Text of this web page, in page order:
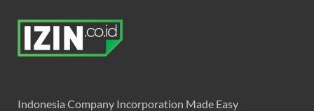
Indonesia Company Incorporation Made Easy